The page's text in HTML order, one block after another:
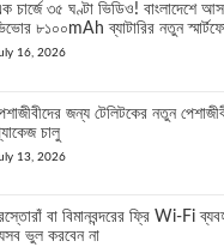
চার্জে ৩৫ ঘণ্টা ভিডিও! বাংলাদেশে
৮১০০mAh ব্যাটারির নতুন
16, 2026
জন্য টেলিটকের নতুন
চালু
13, 2026
বা বিমানবন্দরের ফ্রি Wi-Fi
ভুল করবেন না